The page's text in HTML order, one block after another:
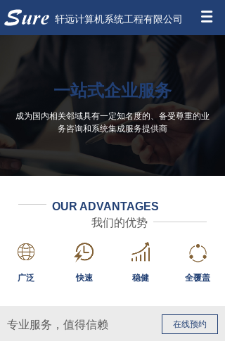
轩远计算机系统工程有限公司
一站式企业服务
成为国内相关邻域具有一定知名度的、备受尊重的业
务咨询和系统集成服务提供商
OUR ADVANTAGES
我们的优势
稳健
快速
广泛 全覆盖
在线预约
专业服务，值得信赖